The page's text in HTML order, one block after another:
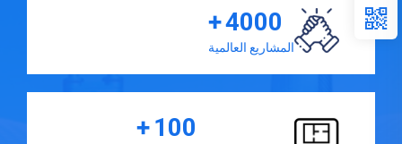
4000
+
المشاريع العالمية
100
+